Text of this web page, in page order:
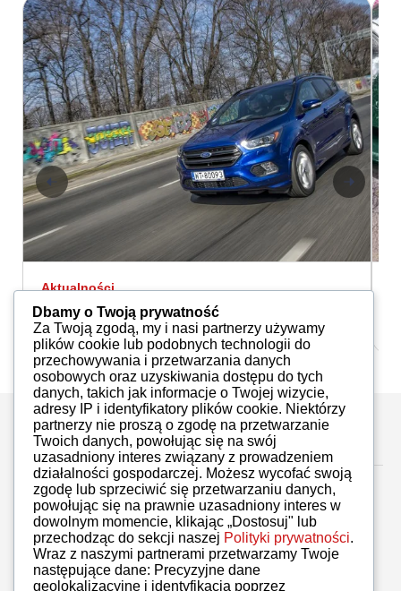
Aktualności
Inteligentna zmiana
Redakcja 13.08.2017
Zostaw komentarz
Brak komentarzy
Dbamy o Twoją prywatność
Za Twoją zgodą, my i nasi partnerzy używamy
plików cookie lub podobnych technologii do
przechowywania i przetwarzania danych
osobowych oraz uzyskiwania dostępu do tych
danych, takich jak informacje o Twojej wizycie,
adresy IP i identyfikatory plików cookie. Niektórzy
partnerzy nie proszą o zgodę na przetwarzanie
Twoich danych, powołując się na swój
uzasadniony interes związany z prowadzeniem
działalności gospodarczej. Możesz wycofać swoją
zgodę lub sprzeciwić się przetwarzaniu danych,
powołując się na prawnie uzasadniony interes w
dowolnym momencie, klikając „Dostosuj" lub
przechodząc do sekcji naszej Polityki prywatności.
Wraz z naszymi partnerami przetwarzamy Twoje
następujące dane: Precyzyjne dane
geolokalizacyjne i identyfikacja poprzez